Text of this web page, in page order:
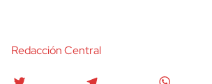
Redacción Central